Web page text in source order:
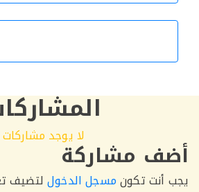
المشاركات
لا يوجد مشاركات
مشاركة
تكونمسجل الدخوللتضيف تعليقاً.